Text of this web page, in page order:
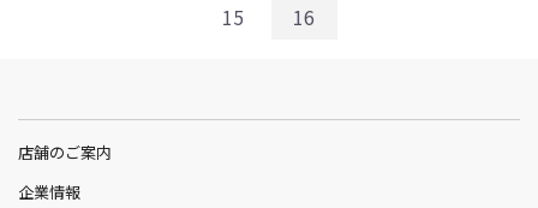
15
16
店舗のご案内
企業情報